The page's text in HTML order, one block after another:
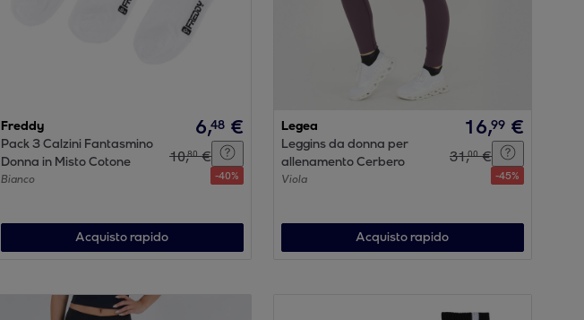
Freddy
Pack 3 Calzini Fantasmino
Donna in Misto Cotone
Bianco
6,48 €
10,80 €
-40%
Acquisto rapido
Legea
Leggins da donna per
allenamento Cerbero
Viola
16,99 €
31,00 €
-45%
Acquisto rapido